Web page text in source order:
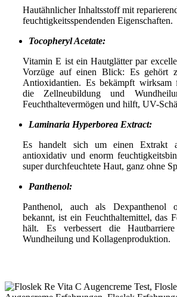
Hautähnlicher Inhaltsstoff mit
feuchtigkeitsspendenden Eigenschaften.
Tocopheryl Acetate:
Vitamin E ist ein Hautglätter par
Vorzüge auf einen Blick: Es gehört
Antioxidantien. Es bekämpft wirksam
die Zellneubildung und
Feuchthaltevermögen und hilft, UV-
Laminaria Hyperborea Extract:
Es handelt sich um einen Extrakt
antioxidativ und enorm
super durchfeuchtete Haut, ganz ohne
Panthenol:
Panthenol, auch als Dexpanthenol
bekannt, ist ein Feuchthaltemittel, das
hält. Es verbessert die
Wundheilung und Kollagenproduktion.